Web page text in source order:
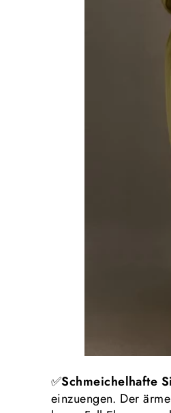
✅Schmeichelhafte
einzuengen. Der